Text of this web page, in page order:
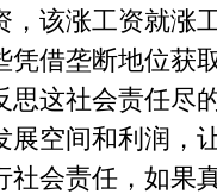
，该涨工资就涨
凭借垄断地位获
思这社会责任尽
展空间和利润，
社会责任，如果